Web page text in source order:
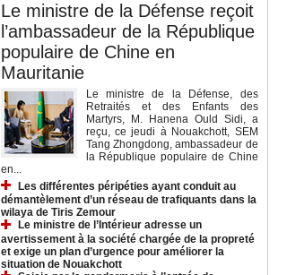
Le ministre de la Défense reçoit
l’ambassadeur de la République
populaire de Chine en
Mauritanie
Le ministre de la Défense, des
Retraités et des Enfants des
Martyrs, M. Hanena Ould Sidi, a
reçu, ce jeudi à Nouakchott, SEM
Tang Zhongdong, ambassadeur de
la République populaire de Chine
en...
Les différentes péripéties ayant conduit au
démantèlement d’un réseau de trafiquants dans la
wilaya de Tiris Zemour
Le ministre de l’Intérieur adresse un
avertissement à la société chargée de la propreté
et exige un plan d’urgence pour améliorer la
situation de Nouakchott